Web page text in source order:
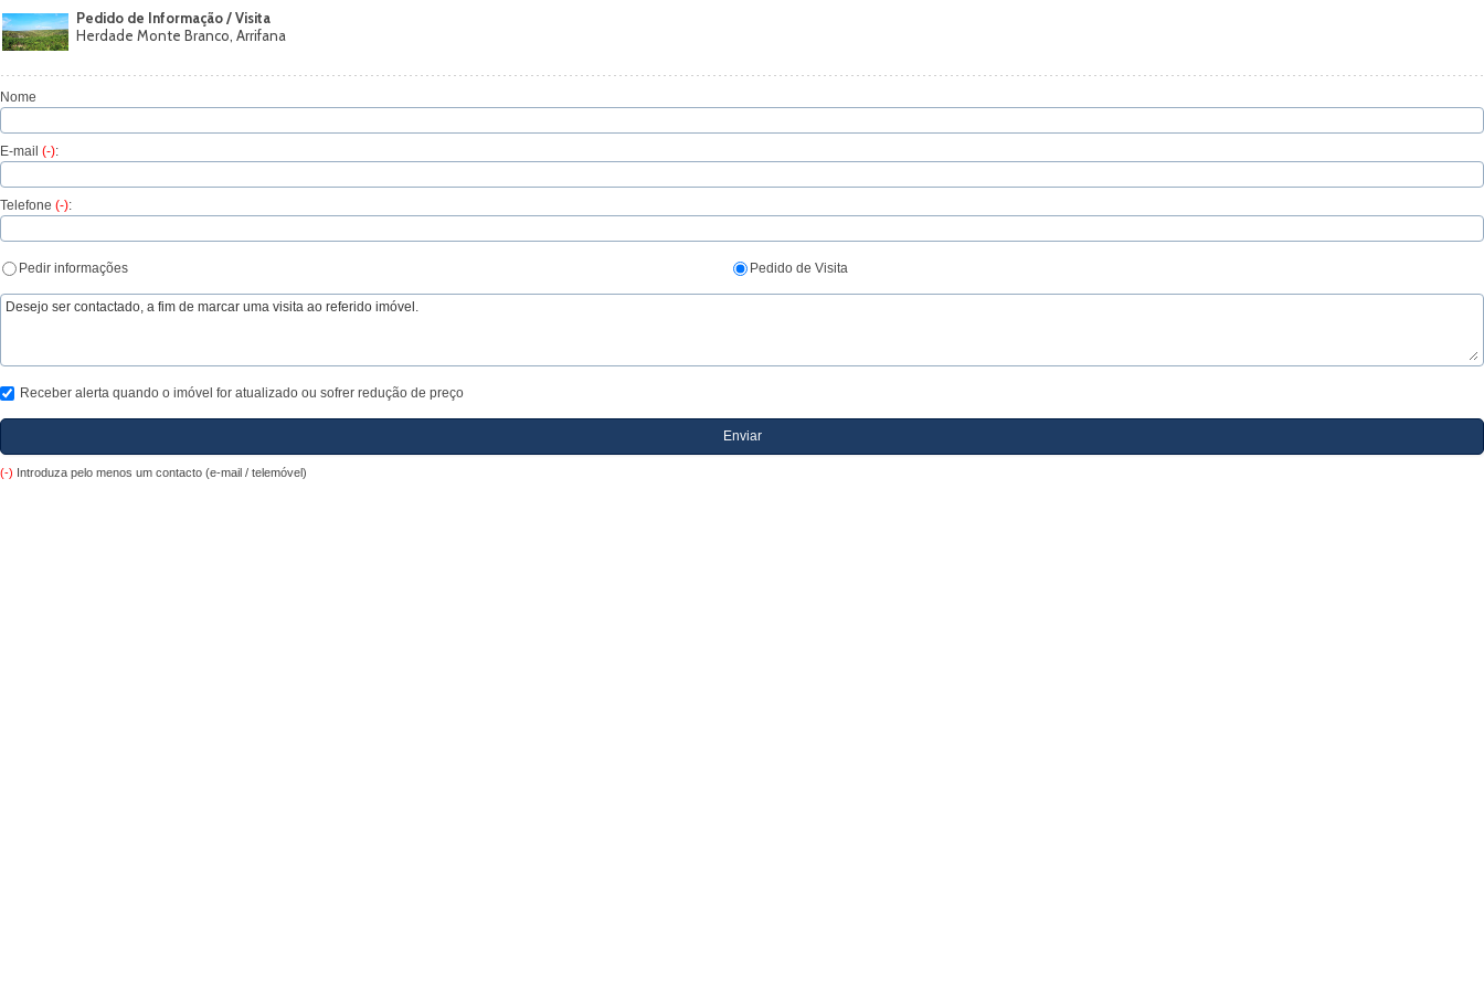
Pedido de Informação / Visita
Herdade Monte Branco, Arrifana
Nome
E-mail (-):
Telefone (-):
Pedir informações Pedido de Visita
Receber alerta quando o imóvel for atualizado ou sofrer redução de preço
(-) Introduza pelo menos um contacto (e-mail / telemóvel)